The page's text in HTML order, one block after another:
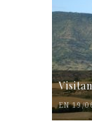
EN 19/